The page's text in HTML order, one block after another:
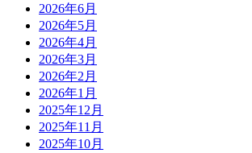
2026年6月
2026年5月
2026年4月
2026年3月
2026年2月
2026年1月
2025年12月
2025年11月
2025年10月